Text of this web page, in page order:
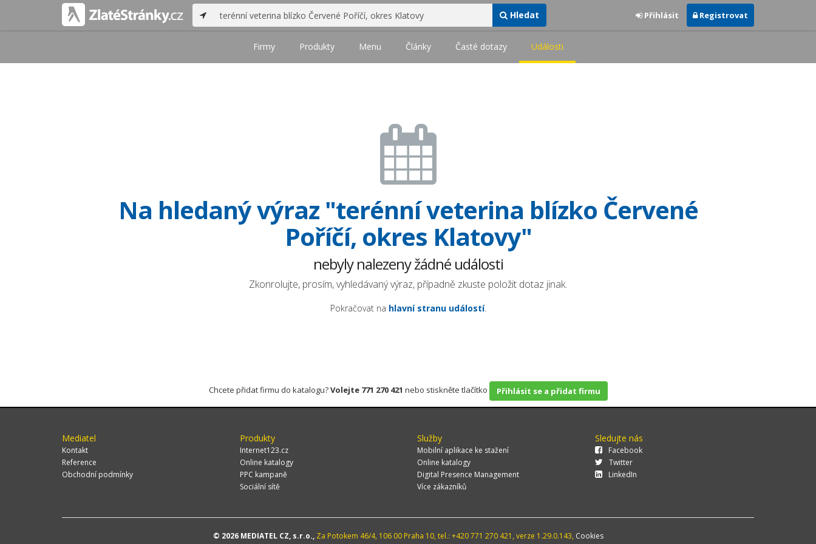
Hledat Přihlásit Registrovat
Firmy Produkty Menu Články Časté dotazy Události
Na hledaný výraz "terénní veterina blízko Červené
Poříčí, okres Klatovy"
nebyly nalezeny žádné události
Zkonrolujte, prosím, vyhledávaný výraz, případně zkuste položit dotaz jinak.
Pokračovat na hlavní stranu událostí.
Chcete přidat firmu do katalogu?Volejte 771 270 421 nebo stiskněte tlačítko Přihlásit se a přidat firmu
Mediatel
Kontakt
Reference
Obchodní podmínky
Produkty
Internet123.cz
Online katalogy
PPC kampaně
Sociální sítě
Služby
Mobilní aplikace ke stažení
Online katalogy
Digital Presence Management
Více zákazníků
Sledujte nás
Facebook
Twitter
LinkedIn
© 2026 MEDIATEL CZ, s.r.o.,Za Potokem 46/4, 106 00 Praha 10, tel.: +420 771 270 421, verze 1.29.0.143, Cookies